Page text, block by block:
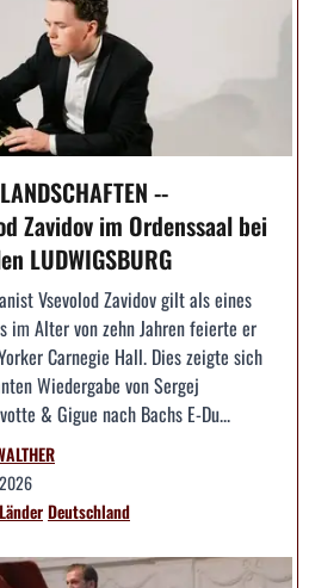
--
Zavidov im Ordenssaal bei
LUDWIGSBURG
Vsevolod Zavidov gilt als eines
im Alter von zehn Jahren feierte er
Carnegie Hall. Dies zeigte sich
Wiedergabe von Sergej
& Gigue nach Bachs E-Du...
LänderDeutschland